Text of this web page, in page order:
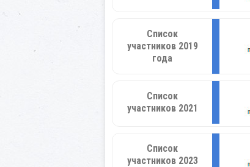
Список
участников 2019
года
Список
участников 2021
Список
участников 2023